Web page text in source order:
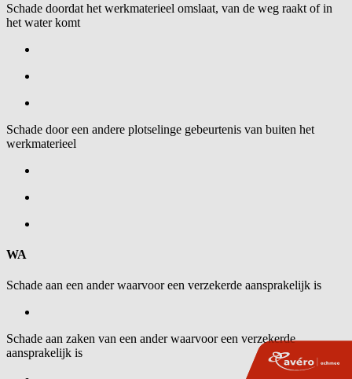
Schade doordat het werkmaterieel omslaat, van de weg raakt of in
het water komt
Schade door een andere plotselinge gebeurtenis van buiten het
werkmaterieel
WA
Schade aan een ander waarvoor een verzekerde aansprakelijk is
Schade aan zaken van een ander waarvoor een verzekerde
aansprakelijk is